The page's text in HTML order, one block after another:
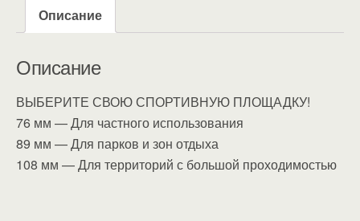
Описание
Описание
ВЫБЕРИТЕ СВОЮ СПОРТИВНУЮ ПЛОЩАДКУ!
76 мм — Для частного использования
89 мм — Для парков и зон отдыха
108 мм — Для территорий с большой проходимостью